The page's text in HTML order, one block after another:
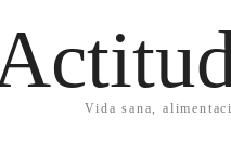
Vida sana,